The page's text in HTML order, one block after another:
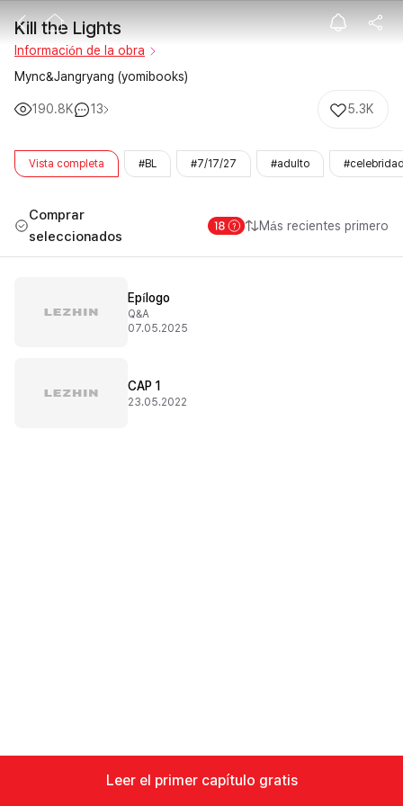
Kill the Lights
Kill the Lights
Información de la obra
Mync&Jangryang (yomibooks)
190.8K 13 5.3K
Vista completa #BL #7/17/27 #adulto
Comprar
seleccionados
Más recientes primero
Epílogo
Q&A
07.05.2025
CAP 1
23.05.2022
Leer el primer capítulo gratis